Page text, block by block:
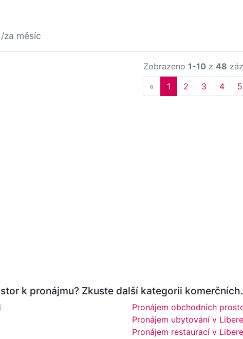
/za měsíc
Zobrazeno 1-10 z 48
« Previous
1 2 3 4 5
k pronájmu? Zkuste další kategorii komerčních.
Pronájem obchodních
Pronájem ubytování v
Pronájem restaurací v